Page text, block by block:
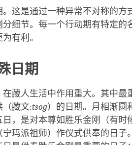
这是通过一种异常不对称的方
细节。每一个行动期有特定的
有利。
日期
藏人生活中作用重大。其中最
（藏文:tsog）的日期。月相渐圆
，是对本尊如胜乐金刚（有时
玛派祖师）作仪式供奉的日子